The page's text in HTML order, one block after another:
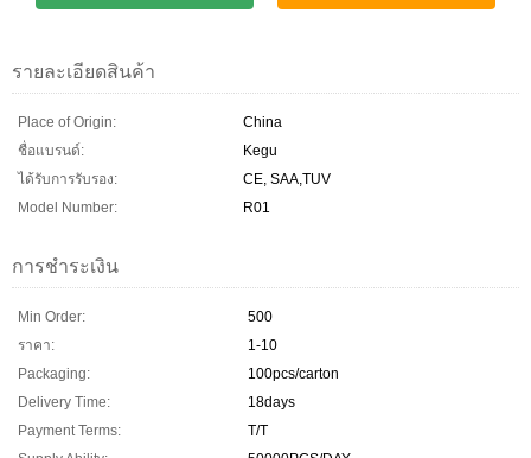
รายละเอียดสินค้า
Place of Origin:
China
ชื่อแบรนด์:
Kegu
ได้รับการรับรอง:
CE, SAA,TUV
Model Number:
R01
การชำระเงิน
Min Order:
500
ราคา:
1-10
Packaging:
100pcs/carton
Delivery Time:
18days
Payment Terms:
T/T